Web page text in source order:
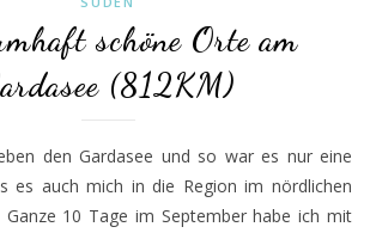
schöne Orte am
(812KM)
es auch mich in die Region im nördlichen
Ganze 10 Tage im September habe ich mit